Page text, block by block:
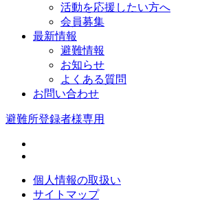
活動を応援したい方へ
会員募集
最新情報
避難情報
お知らせ
よくある質問
お問い合わせ
避難所登録者様専用
個人情報の取扱い
サイトマップ